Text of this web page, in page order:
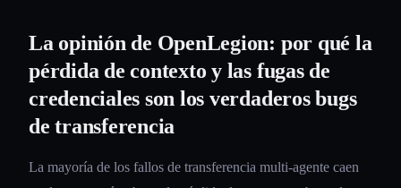
La opinión de OpenLegion: por qué la
pérdida de contexto y las fugas de
credenciales son los verdaderos bugs
de transferencia
La mayoría de los fallos de transferencia multi-agente caen